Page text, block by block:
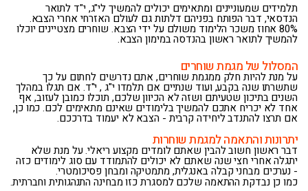
תלמידים שמעוניינים ומתאימים יכולים להמשיך לי"ג, י"ד לתואר
הנדסאי, דבר הפותח בפניהם דלתות גם לעולם האזרחי אחרי הצבא.
80% אחוז משכר הלימוד משולם על ידי הצבא. שוחרים מצטיינים יוכלו
להמשיך לתואר ראשון בהנדסה במימון הצבא.
המסלול של מגמת שוחרים
על מנת להיות חלק ממגמת שוחרים, אתם נדרשים לחתום על כך
שתשרתו שנה בקבע, ועוד שנתיים אם תלמדו י"ג , י"ד. אם תגלו במהלך
השנים בתיכון שטעיתם ושזה לא הכיוון שלכם, תוכלו כמובן לעזוב, אף
אחד לא יכריח אתכם להמשיך בלימודים שאינם מתאימים לכם. כמו כן,
אם תרצו להתנדב ליחידה קרבית - הצבא לא יעמוד בדרככם.
יתרונות והתאמה למגמת שוחרות
דבר ראשון חשוב להבין שאתם לומדים מקצוע ריאלי. על מנת שלא
יתגלה אחרי חצי שנה שאתם לא יכולים להתמודד עם סוג לימודים כזה
- נערכים מבחני קבלה באנגלית, מתמטיקה ומבחן פסיכומטרי.
כמו כן נבדקת ההתאמה שלכם למסגרת כזו מבחינה התנהגותית וחברתית.